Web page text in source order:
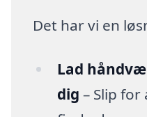
Det har vi en
Lad
dig – Slip